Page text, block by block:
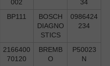
002
34
BP111
BOSCH
DIAGNO
STICS
0986424
234
2166400
70120
BREMB
O
P50023
N